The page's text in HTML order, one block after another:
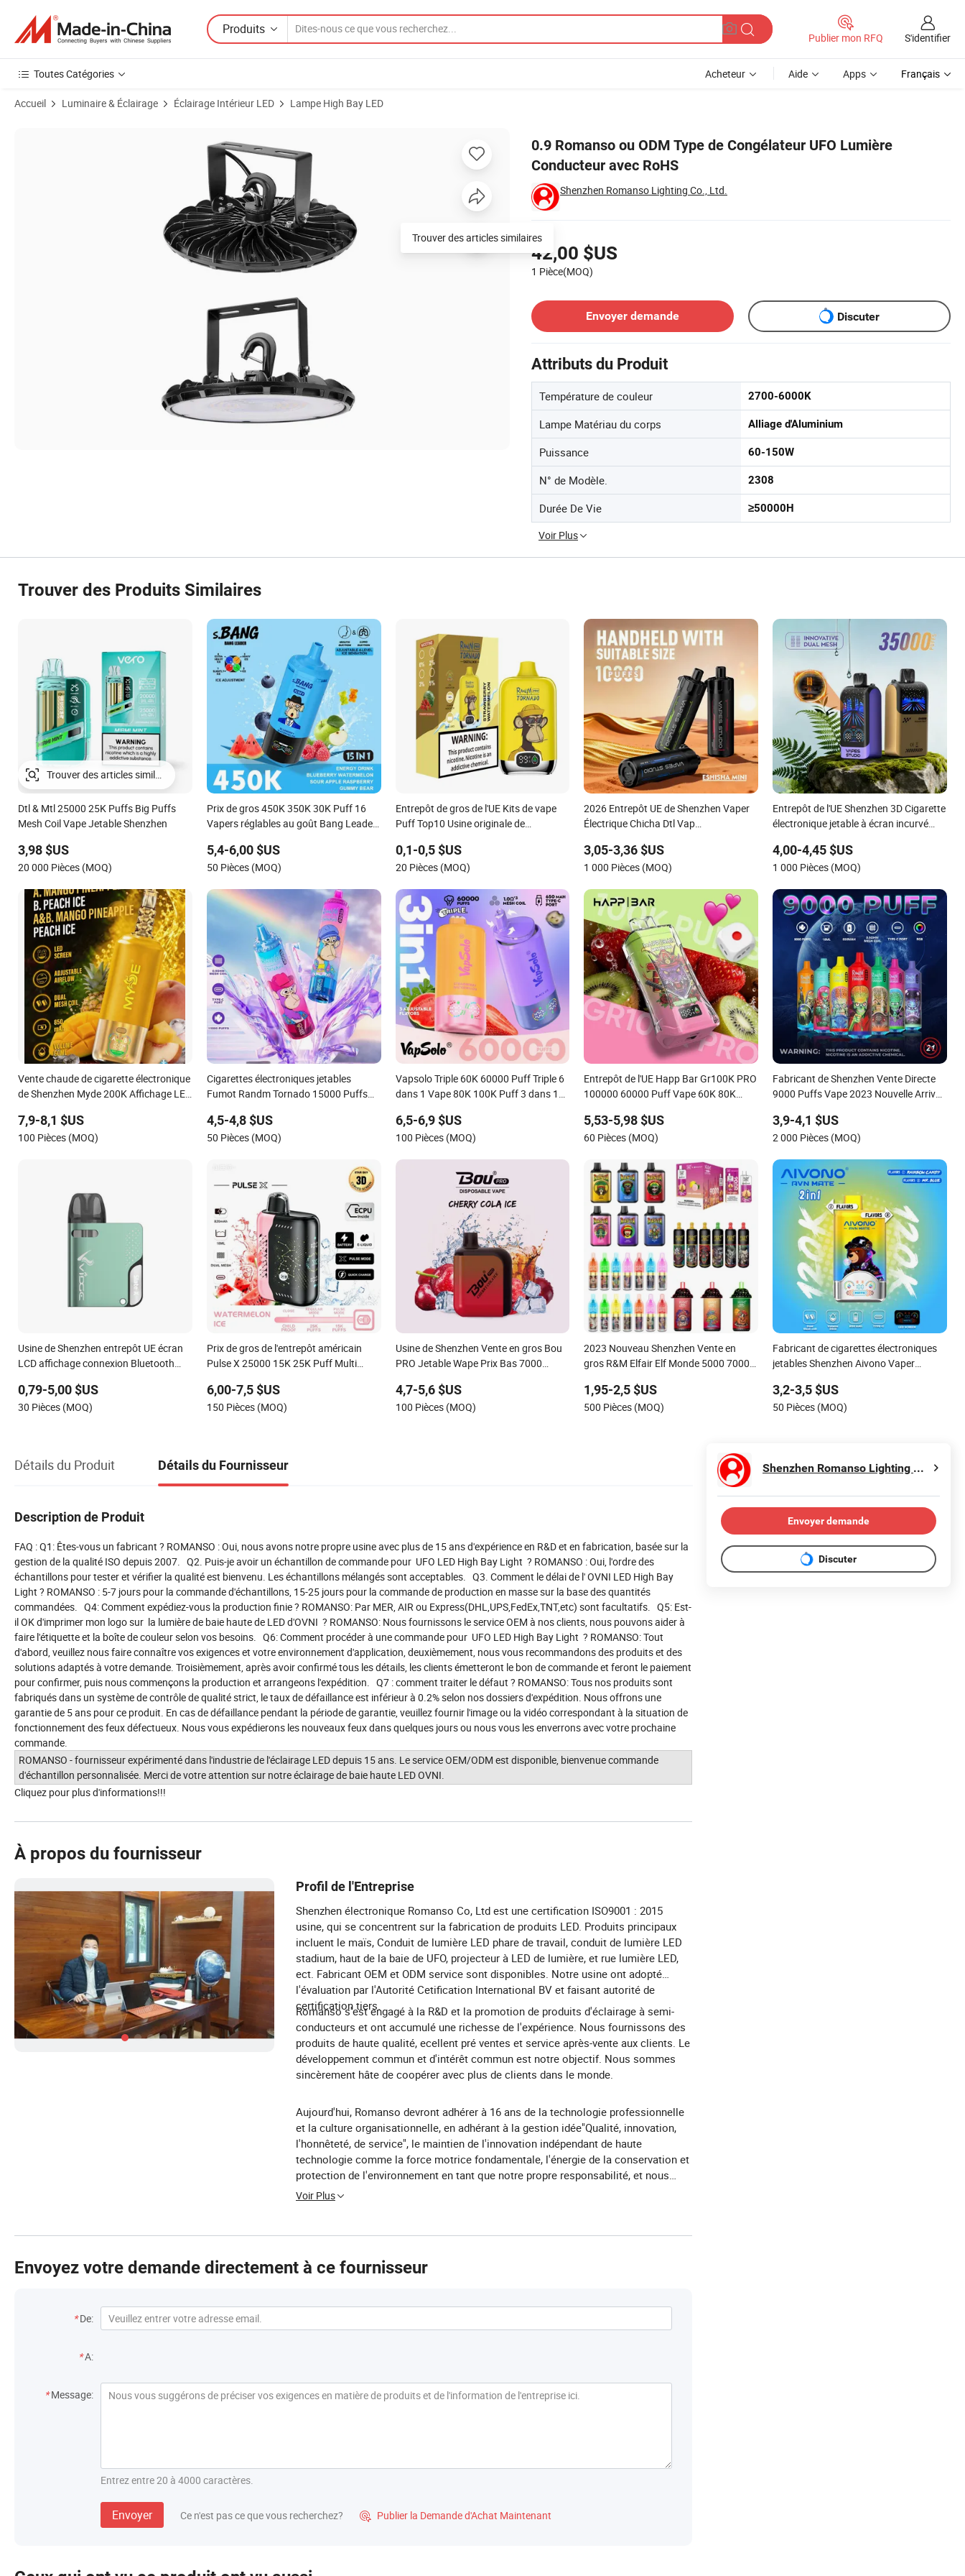
Produits
Publier mon RFQ S'identifier
Toutes Catégories Acheteur Aide Apps Français
Accueil Luminaire & Éclairage Éclairage Intérieur LED Lampe High Bay LED
0.9 Romanso ou ODM Type de Congélateur UFO Lumière
Conducteur avec RoHS
Shenzhen Romanso Lighting Co., Ltd.
Tarifs
42,00 $US
1 Pièce(MOQ)
Envoyer demande
Discuter
Attributs du Produit
Température de couleur 2700-6000K
Lampe Matériau du corps Alliage d'Aluminium
Puissance 60-150W
N° de Modèle. 2308
Durée De Vie ≥50000H
Voir Plus
Trouver des articles similaires
Trouver des Produits Similaires
Trouver des articles similaires
Dtl & Mtl 25000 25K Puffs Big Puffs
Mesh Coil Vape Jetable Shenzhen
3,98 $US
20 000 Pièces (MOQ)
Prix de gros 450K 350K 30K Puff 16
Vapers réglables au goût Bang Leader
Shenzhen E Cigarette 450K Vape
jetable par pièce
5,4-6,00 $US
50 Pièces (MOQ)
Entrepôt de gros de l'UE Kits de vape
Puff Top10 Usine originale de
Puff Vaporisateur Pod vaporisateur
jetable 2%5% Rechargeable
0,1-0,5 $US
20 Pièces (MOQ)
2026 Entrepôt UE de Shenzhen Vaper
Électrique Chicha Dtl Vap
3,05-3,36 $US
1 000 Pièces (MOQ)
Entrepôt de l'UE Shenzhen 3D Cigarette
électronique jetable à écran incurvé
4,00-4,45 $US
1 000 Pièces (MOQ)
Vente chaude de cigarette électronique
de Shenzhen Myde 200K Affichage LED
Myde 200K 60ml E-liquide vape jetable
7,9-8,1 $US
100 Pièces (MOQ)
Cigarettes électroniques jetables
Fumot Randm Tornado 15000 Puffs
4,5-4,8 $US
50 Pièces (MOQ)
Vapsolo Triple 60K 60000 Puff Triple 6
dans 1 Vape 80K 100K Puff 3 dans 1
Vaper Entrepôt UE Vapesolo Usine de
Shenzhen
6,5-6,9 $US
100 Pièces (MOQ)
Entrepôt de l'UE Happ Bar Gr100K PRO
100000 60000 Puff Vape 60K 80K
Livraison Rapide 3-5days Prix de Gros
Usine de Shenzhen
5,53-5,98 $US
60 Pièces (MOQ)
Fabricant de Shenzhen Vente Directe
9000 Puffs Vape 2023 Nouvelle Arrivée
Électronique Stylo Vape Jetable
3,9-4,1 $US
2 000 Pièces (MOQ)
Usine de Shenzhen entrepôt UE écran
LCD affichage connexion Bluetooth
Vape20K30K40K puff
0,79-5,00 $US
30 Pièces (MOQ)
Prix de gros de l'entrepôt américain
Pulse X 25000 15K 25K Puff Multi
Puff Geek Jetable Pièce Vape
6,00-7,5 $US
150 Pièces (MOQ)
Usine de Shenzhen Vente en gros Bou
PRO Jetable Wape Prix Bas 7000
4,7-5,6 $US
100 Pièces (MOQ)
2023 Nouveau Shenzhen Vente en
gros R&M Elfair Elf Monde 5000 7000
Ebay OEM Prix d'usine Personnalisé
Fumer E Fumer
1,95-2,5 $US
500 Pièces (MOQ)
Fabricant de cigarettes électroniques
jetables Shenzhen Aivono Vaper
en 1 Saveurs Stylo Vape 0%/2%/3%/5%
Nicotine Vente en gros Je Vape
3,2-3,5 $US
50 Pièces (MOQ)
Détails du Produit Détails du Fournisseur
Description de Produit
FAQ : Q1: Êtes-vous un fabricant ? ROMANSO : Oui, nous avons notre propre usine avec plus de 15 ans d'expérience en R&D et en fabrication, basée sur la
gestion de la qualité ISO depuis 2007. Q2. Puis-je avoir un échantillon de commande pour UFO LED High Bay Light ? ROMANSO : Oui, l'ordre des
échantillons pour tester et vérifier la qualité est bienvenu. Les échantillons mélangés sont acceptables. Q3. Comment le délai de l' OVNI LED High Bay
Light ? ROMANSO : 5-7 jours pour la commande d'échantillons, 15-25 jours pour la commande de production en masse sur la base des quantités
commandées. Q4: Comment expédiez-vous la production finie ? ROMANSO: Par MER, AIR ou Express(DHL,UPS,FedEx,TNT,etc) sont facultatifs. Q5: Est-
il OK d'imprimer mon logo sur la lumière de baie haute de LED d'OVNI ? ROMANSO: Nous fournissons le service OEM à nos clients, nous pouvons aider à
faire l'étiquette et la boîte de couleur selon vos besoins. Q6: Comment procéder à une commande pour UFO LED High Bay Light ? ROMANSO: Tout
d'abord, veuillez nous faire connaître vos exigences et votre environnement d'application, deuxièmement, nous vous recommandons des produits et des
solutions adaptés à votre demande. Troisièmement, après avoir confirmé tous les détails, les clients émetteront le bon de commande et feront le paiement
pour confirmer, puis nous commençons la production et arrangeons l'expédition. Q7 : comment traiter le défaut ? ROMANSO: Tous nos produits sont
fabriqués dans un système de contrôle de qualité strict, le taux de défaillance est inférieur à 0.2% selon nos dossiers d'expédition. Nous offrons une
garantie de 5 ans pour ce produit. En cas de défaillance pendant la période de garantie, veuillez fournir l'image ou la vidéo correspondant à la situation de
fonctionnement des feux défectueux. Nous vous expédierons les nouveaux feux dans quelques jours ou nous vous les enverrons avec votre prochaine
commande.
ROMANSO - fournisseur expérimenté dans l'industrie de l'éclairage LED depuis 15 ans. Le service OEM/ODM est disponible, bienvenue commande
d'échantillon personnalisée. Merci de votre attention sur notre éclairage de baie haute LED OVNI.
Cliquez pour plus d'informations!!!
À propos du fournisseur
Profil de l'Entreprise
Shenzhen électronique Romanso Co, Ltd est une certification ISO9001 : 2015
usine, qui se concentrent sur la fabrication de produits LED. Produits principaux
incluent le maïs, Conduit de lumière LED phare de travail, conduit de lumière LED
stadium, haut de la baie de UFO, projecteur à LED de lumière, et rue lumière LED,
ect. Fabricant OEM et ODM service sont disponibles. Notre usine ont adopté
l'évaluation par l'Autorité Cetification International BV et faisant autorité de
certification tiers.
Romanso s'est engagé à la R&D et la promotion de produits d'éclairage à semi-
conducteurs et ont accumulé une richesse de l'expérience. Nous fournissons des
produits de haute qualité, ecellent pré ventes et service après-vente aux clients. Le
développement commun et d'intérêt commun est notre objectif. Nous sommes
sincèrement hâte de coopérer avec plus de clients dans le monde.
Aujourd'hui, Romanso devront adhérer à 16 ans de la technologie professionnelle
et la culture organisationnelle, en adhérant à la gestion idée"Qualité, innovation,
l'honnêteté, de service", le maintien de l'innovation indépendant de haute
technologie comme la force motrice fondamentale, l'énergie de la conservation et
protection de l'environnement en tant que notre propre responsabilité, et nous
efforcer de parvenir à l'entreprise objectif de "l'éclairage, éclairage de la vie du
Voir Plus
Envoyez votre demande directement à ce fournisseur
* De:
*A:
Message
* Message:
Entrez entre 20 à 4000 caractères.
Envoyer Ce n'est pas ce que vous recherchez?  Publier la Demande d'Achat Maintenant
Shenzhen Romanso Lighting Co., Ltd.
Envoyer demande
Discuter